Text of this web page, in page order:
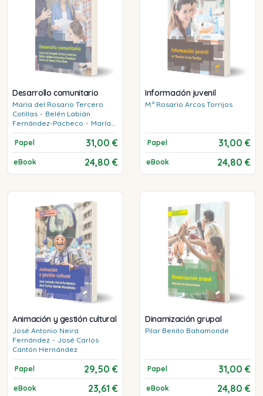
Desarrollo comunitario
María del Rosario Tercero
Cotillas - Belén Labián
Fernández-Pacheco - María
de Gracia Peña Ruiz
Papel
31,00 €
eBook 24,80 €
Información juvenil
M.ª Rosario Arcos Torrijos
Papel 31,00 €
eBook 24,80 €
Animación y gestión cultural
José Antonio Neira
Fernández - José Carlos
Cantón Hernández
Papel 29,50 €
eBook 23,61 €
Dinamización grupal
Pilar Benito Bahamonde
Papel 31,00 €
eBook 24,80 €